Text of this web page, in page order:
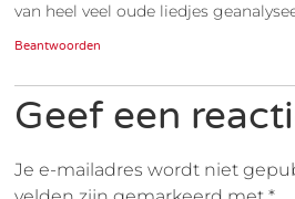
van heel veel oude liedjes
Beantwoorden
Geef een
Je e-mailadres wordt niet